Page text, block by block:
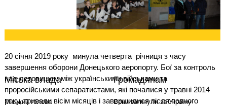
20 січня 2019 року минула четверта річниця з часу
завершення оборони Донецького аеропорту. Бої за контроль
над летовищем між українськими військами та
проросійськими сепаратистами, які почалися у травні 2014
року, тривали вісім місяців і завершилися після повного
Міська влада
Міський голова
Громадянам
Вони загинули за Україну